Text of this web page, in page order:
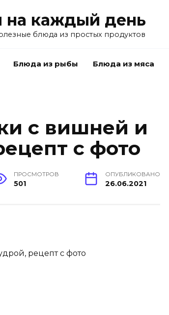
на каждый день
блюда из простых продуктов
Блюда из рыбы Блюда из мяса
с вишней и
с фото
ПРОСМОТРОВ
501
ОПУБЛИКОВАНО
26.06.2021